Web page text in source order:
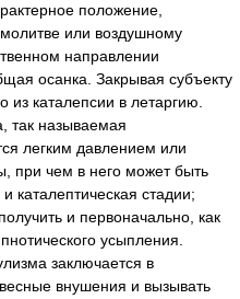
положение,
или воздушному
направлении
осанка. Закрывая субъекту
из каталепсии в летаргию.
так называемая
легким давлением или
при чем в него может быть
каталептическая стадии;
и первоначально, как
усыпления.
заключается в
внушения и вызывать